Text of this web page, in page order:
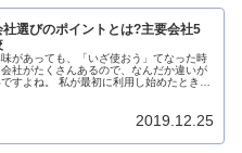
社選びのポイントとは?主要会社5
があっても、「いざ使おう」てなった時
社がたくさんあるので、なんだか違いが
初に利用し始めたときは
2019.12.25